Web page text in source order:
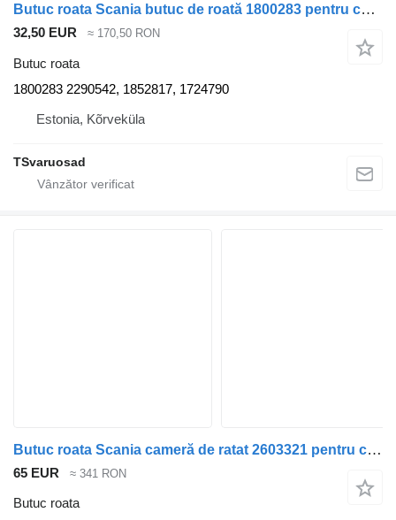
Butuc roata Scania butuc de roată 1800283 pentru cap tractor Scania R420
32,50 EUR ≈ 170,50 RON
Butuc roata
1800283 2290542, 1852817, 1724790
Estonia, Kõrveküla
TSvaruosad
Butuc roata Scania cameră de ratat 2603321 pentru cap tractor Scania R620
65 EUR ≈ 341 RON
Butuc roata